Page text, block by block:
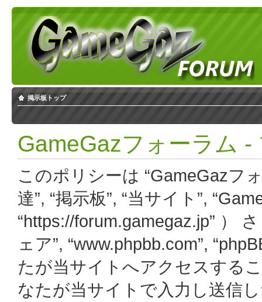
掲示板トップ
GameGazフォーラム
このポリシーは “GameGazフ
達”, “掲示板”, “当サイト”,
“https://forum.gamegaz.jp” ）
ェア”, “www.phpbb.com”,
たが当サイトへアクセスする
なたが当サイトで入力し送信